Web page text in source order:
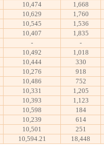
10,474
1,668
10,629
1,760
10,545
1,536
10,407
1,835
-
-
10,492
1,018
10,444
330
10,276
918
10,486
752
10,331
1,205
10,393
1,123
10,598
184
10,239
614
10,501
251
10,594.21
18,448